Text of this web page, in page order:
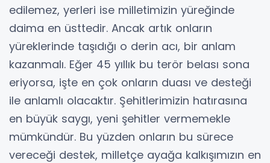
edilemez, yerleri ise milletimizin yüreğinde
daima en üsttedir. Ancak artık onların
yüreklerinde taşıdığı o derin acı, bir anlam
kazanmalı. Eğer 45 yıllık bu terör belası sona
eriyorsa, işte en çok onların duası ve desteği
ile anlamlı olacaktır. Şehitlerimizin hatırasına
en büyük saygı, yeni şehitler vermemekle
mümkündür. Bu yüzden onların bu sürece
vereceği destek, milletçe ayağa kalkışımızın en